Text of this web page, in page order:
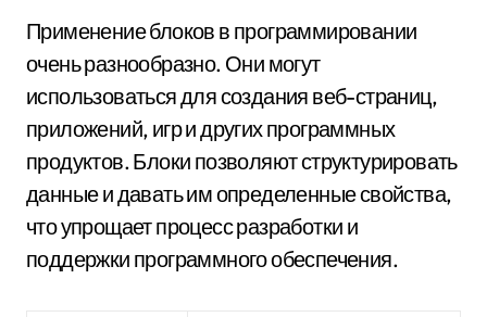
Применение блоков в программировании
очень разнообразно. Они могут
использоваться для создания веб-страниц,
приложений, игр и других программных
продуктов. Блоки позволяют структурировать
данные и давать им определенные свойства,
что упрощает процесс разработки и
поддержки программного обеспечения.